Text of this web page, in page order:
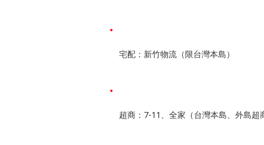
宅配：新竹物流（限台灣本島）
超商：7-11、全家（台灣本島、外島超